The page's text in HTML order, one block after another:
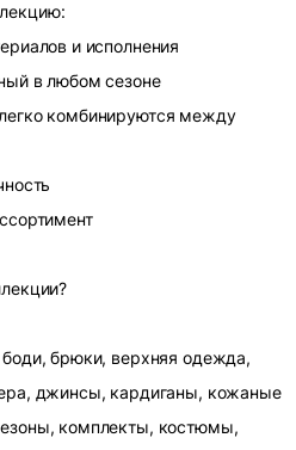
и исполнения
в любом сезоне
комбинируются между
брюки, верхняя одежда,
джинсы, кардиганы, кожаные
комплекты, костюмы,